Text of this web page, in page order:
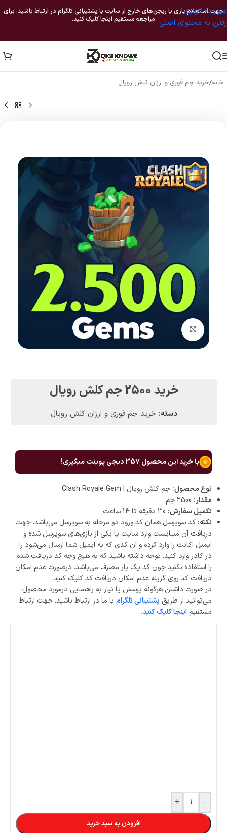
عبور به ناوبری
رفتن به محتوای اصلی
جهت استعلام بازی یا ریجن‌های خارج از سایت با پشتیبانی تلگرام در ارتباط باشید. برای
مراجعه مستقیم اینجا کلیک کنید.
خانه/خرید جم فوری و ارزان کلش رویال
بزرگنمایی تصویر
خرید 2500 جم کلش رویال
دسته: خرید جم فوری و ارزان کلش رویال
با خرید این محصول357دیجی پوینت میگیری!
نوع محصول: جم کلش رویال | Clash Royale Gem
مقدار:
تکمیل سفارش:
نکته: کد سوپرسل همان کد ورود دو مرحله به سوپرسل می‌باشد. جهت
دریافت آن میبایست وارد سایت یا یکی از بازی‌های سوپرسل شده و
ایمیل اکانت را وارد کرده و آن کدی که به ایمیل شما ارسال می‌شود را
در کادر وارد کنید. توجه داشته باشید که به هیچ وجه کد دریافت شده
را استفاده نکنید چون کد یک بار مصرف می‌باشد. درصورت عدم امکان
دریافت کد روی گزینه عدم امکان دریافت کد کلیک کنید.
در صورت داشتن هرگونه پرسش یا نیاز به راهنمایی درمورد محصول،
می‌توانید از طریق پشتیبانی تلگرام با ما در ارتباط باشید. جهت ارتباط
مستقیم اینجا کلیک کنید.
-
+
افزودن به سبد خرید